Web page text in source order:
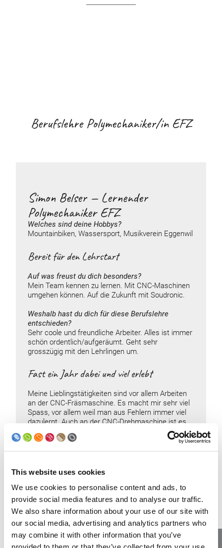
This website uses cookies
We use cookies to personalise content and ads, to
provide social media features and to analyse our traffic.
We also share information about your use of our site with
our social media, advertising and analytics partners who
may combine it with other information that you’ve
Berufslehre Polymechaniker/in EFZ
Simon Belser — Lernender
Polymechaniker EFZ
Welches sind deine Hobbys?
Mountainbiken, Wassersport, Musikverein Eggenwil
Bereit für den Lehrstart
Auf was freust du dich besonders?
Mein Team kennen zu lernen. Mit CNC-Maschinen
umgehen können. Auf die Zukunft mit Soudronic.
Weshalb hast du dich für diese Berufslehre
entschieden?
Sehr coole und freundliche Arbeiter. Alles ist immer
schön ordentlich/aufgeräumt. Geht sehr
grosszügig mit den Lehrlingen um.
Fast ein Jahr dabei und viel erlebt
Meine Lieblingstätigkeiten sind vor allem Arbeiten
an der CNC-Fräsmaschine. Es macht mir sehr viel
Spass, vor allem weil man aus Fehlern immer viel
dazulernt. Auch an der CNC-Drehmaschine ist es
sehr spannend. Dort muss man sich ebenfalls sehr
gut konzentrieren.